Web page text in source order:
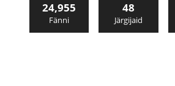
24,955
Fänni
48
Järgijaid